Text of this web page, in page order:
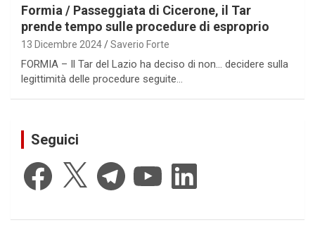
Formia / Passeggiata di Cicerone, il Tar
prende tempo sulle procedure di esproprio
13 Dicembre 2024 Saverio Forte
FORMIA – Il Tar del Lazio ha deciso di non… decidere sulla
legittimità delle procedure seguite…
Seguici
Facebook Telegram YouTube LinkedIn